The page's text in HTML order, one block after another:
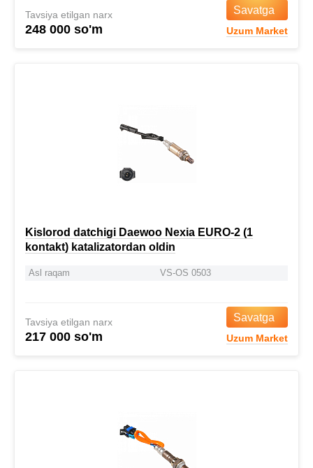
Tavsiya etilgan narx
248 000 so'm
Savatga
Uzum Market
Kislorod datchigi Daewoo Nexia EURO-2 (1
kontakt) katalizatordan oldin
Asl raqam VS-OS 0503
Tavsiya etilgan narx
217 000 so'm
Savatga
Uzum Market